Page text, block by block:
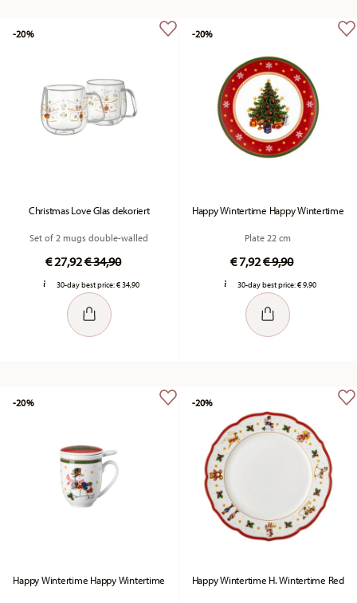
Christmas Love Glas dekoriert
Set of 2 mugs double-walled
€ 27,92Price reduced from
€ 34,90to
30-day best price:€ 34,90
-20%
Happy Wintertime Happy Wintertime
Plate 22 cm
€ 7,92Price reduced
€ 9,90to
30-day best price:€ 9,90
-20%
Happy Wintertime Happy Wintertime
-20%
Happy Wintertime H. Wintertime Red
-20%